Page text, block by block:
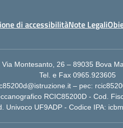
di accessibilitàNote Legali
Via Montesanto, 26 – 89035 Bova
Tel. e Fax 0965.923605
– pec:
RCIC85200D - Cod.
Univoco UF9ADP - Codice IPA: